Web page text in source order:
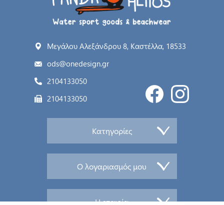
Μεγάλου Αλεξάνδρου 8, Καστέλλα, 18533
ods@onedesign.gr
2104133050
2104133050
Κατηγορίες
Ο λογαριασμός μου
Η εταιρία